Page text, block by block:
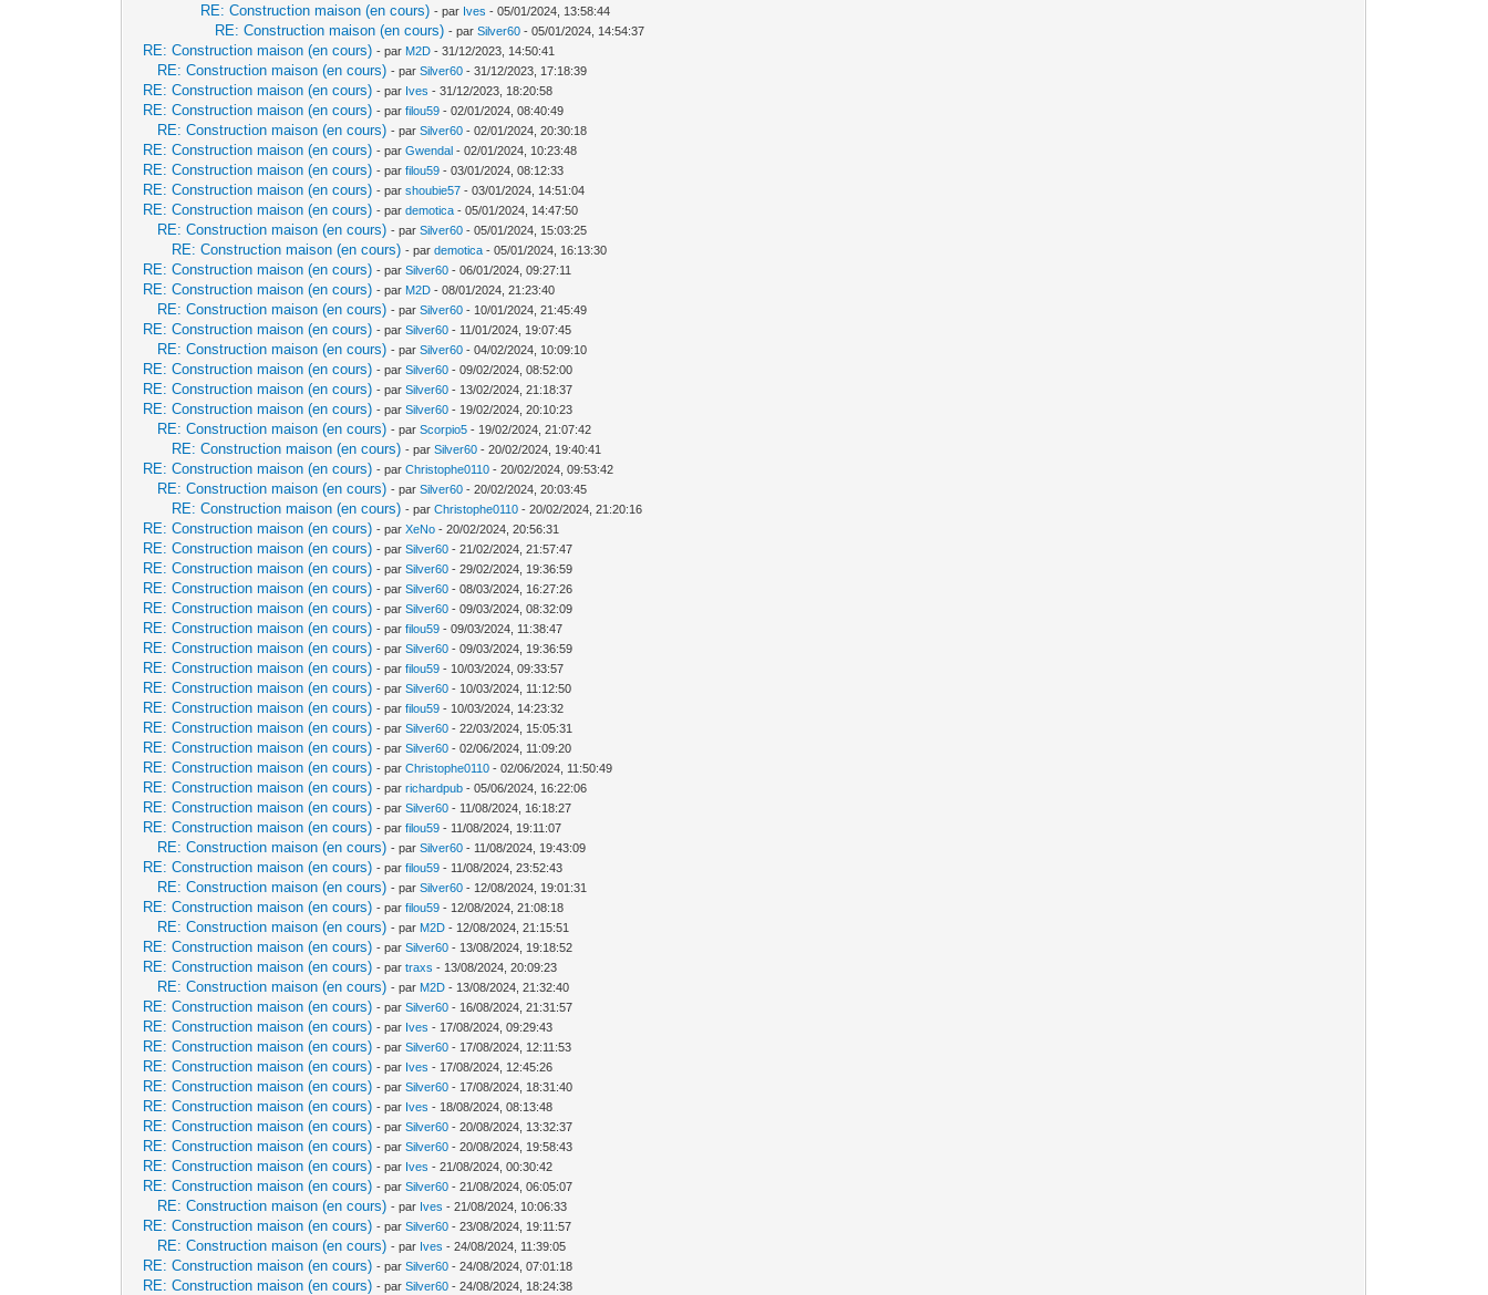
RE: Construction maison (en cours) - par Ives - 05/01/2024, 13:58:44
RE: Construction maison (en cours) - parSilver60 - 05/01/2024, 14:54:37
RE: Construction maison (en cours) - par M2D - 31/12/2023, 14:50:41
RE: Construction maison (en cours) - parSilver60 - 31/12/2023, 17:18:39
RE: Construction maison (en cours) - par Ives - 31/12/2023, 18:20:58
RE: Construction maison (en cours) - parfilou59 - 02/01/2024, 08:40:49
RE: Construction maison (en cours) - parSilver60 - 02/01/2024, 20:30:18
RE: Construction maison (en cours) - parGwendal - 02/01/2024, 10:23:48
RE: Construction maison (en cours) - parfilou59 - 03/01/2024, 08:12:33
RE: Construction maison (en cours) - parshoubie57 - 03/01/2024, 14:51:04
RE: Construction maison (en cours) - pardemotica - 05/01/2024, 14:47:50
RE: Construction maison (en cours) - parSilver60 - 05/01/2024, 15:03:25
RE: Construction maison (en cours) - pardemotica - 05/01/2024, 16:13:30
RE: Construction maison (en cours) - parSilver60 - 06/01/2024, 09:27:11
RE: Construction maison (en cours) - par M2D - 08/01/2024, 21:23:40
RE: Construction maison (en cours) - parSilver60 - 10/01/2024, 21:45:49
RE: Construction maison (en cours) - parSilver60 - 11/01/2024, 19:07:45
RE: Construction maison (en cours) - parSilver60 - 04/02/2024, 10:09:10
RE: Construction maison (en cours) - parSilver60 - 09/02/2024, 08:52:00
RE: Construction maison (en cours) - parSilver60 - 13/02/2024, 21:18:37
RE: Construction maison (en cours) - parSilver60 - 19/02/2024, 20:10:23
RE: Construction maison (en cours) - parScorpio5 - 19/02/2024, 21:07:42
RE: Construction maison (en cours) - parSilver60 - 20/02/2024, 19:40:41
RE: Construction maison (en cours) - parChristophe0110 - 20/02/2024, 09:53:42
RE: Construction maison (en cours) - parSilver60 - 20/02/2024, 20:03:45
RE: Construction maison (en cours) - parChristophe0110 - 20/02/2024, 21:20:16
RE: Construction maison (en cours) - parXeNo - 20/02/2024, 20:56:31
RE: Construction maison (en cours) - parSilver60 - 21/02/2024, 21:57:47
RE: Construction maison (en cours) - parSilver60 - 29/02/2024, 19:36:59
RE: Construction maison (en cours) - parSilver60 - 08/03/2024, 16:27:26
RE: Construction maison (en cours) - parSilver60 - 09/03/2024, 08:32:09
RE: Construction maison (en cours) - parfilou59 - 09/03/2024, 11:38:47
RE: Construction maison (en cours) - parSilver60 - 09/03/2024, 19:36:59
RE: Construction maison (en cours) - parfilou59 - 10/03/2024, 09:33:57
RE: Construction maison (en cours) - parSilver60 - 10/03/2024, 11:12:50
RE: Construction maison (en cours) - parfilou59 - 10/03/2024, 14:23:32
RE: Construction maison (en cours) - parSilver60 - 22/03/2024, 15:05:31
RE: Construction maison (en cours) - parSilver60 - 02/06/2024, 11:09:20
RE: Construction maison (en cours) - parChristophe0110 - 02/06/2024, 11:50:49
RE: Construction maison (en cours) - parrichardpub - 05/06/2024, 16:22:06
RE: Construction maison (en cours) - parSilver60 - 11/08/2024, 16:18:27
RE: Construction maison (en cours) - parfilou59 - 11/08/2024, 19:11:07
RE: Construction maison (en cours) - parSilver60 - 11/08/2024, 19:43:09
RE: Construction maison (en cours) - parfilou59 - 11/08/2024, 23:52:43
RE: Construction maison (en cours) - parSilver60 - 12/08/2024, 19:01:31
RE: Construction maison (en cours) - parfilou59 - 12/08/2024, 21:08:18
RE: Construction maison (en cours) - par M2D - 12/08/2024, 21:15:51
RE: Construction maison (en cours) - parSilver60 - 13/08/2024, 19:18:52
RE: Construction maison (en cours) - partraxs - 13/08/2024, 20:09:23
RE: Construction maison (en cours) - par M2D - 13/08/2024, 21:32:40
RE: Construction maison (en cours) - parSilver60 - 16/08/2024, 21:31:57
RE: Construction maison (en cours) - par Ives - 17/08/2024, 09:29:43
RE: Construction maison (en cours) - parSilver60 - 17/08/2024, 12:11:53
RE: Construction maison (en cours) - par Ives - 17/08/2024, 12:45:26
RE: Construction maison (en cours) - parSilver60 - 17/08/2024, 18:31:40
RE: Construction maison (en cours) - par Ives - 18/08/2024, 08:13:48
RE: Construction maison (en cours) - parSilver60 - 20/08/2024, 13:32:37
RE: Construction maison (en cours) - parSilver60 - 20/08/2024, 19:58:43
RE: Construction maison (en cours) - par Ives - 21/08/2024, 00:30:42
RE: Construction maison (en cours) - parSilver60 - 21/08/2024, 06:05:07
RE: Construction maison (en cours) - par Ives - 21/08/2024, 10:06:33
RE: Construction maison (en cours) - parSilver60 - 23/08/2024, 19:11:57
RE: Construction maison (en cours) - par Ives - 24/08/2024, 11:39:05
RE: Construction maison (en cours) - parSilver60 - 24/08/2024, 07:01:18
RE: Construction maison (en cours) - parSilver60 - 24/08/2024, 18:24:38